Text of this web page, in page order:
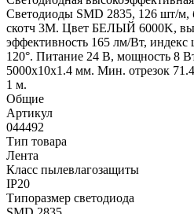
Светодиоды SMD 2835, 126 шт/м,
скотч 3M. Цвет БЕЛЫЙ 6000K,
эффективность 165 лм/Вт, индекс
120°. Питание 24 В, мощность 8
5000x10x1.4 мм. Мин. отрезок
1 м.
Общие
Артикул
044492
Тип товара
Лента
Класс пылевлагозащиты
IP20
Типоразмер светодиода